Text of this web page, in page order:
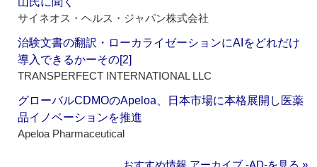
サイネオス・ヘルス・ジャパン株式会社
治験文書の翻訳・ローカライゼーションにAIをどれだけ
導入できるかーその[2]
TRANSPERFECT INTERNATIONAL LLC
グローバルCDMOのApeloa、日本市場に本格展開し医薬
品イノベーションを推進
Apeloa Pharmaceutical